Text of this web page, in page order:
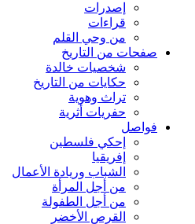
إصدرات
قراءات
من وحي القلم
صفحات من التاريخ
شخصيات خالدة
حكايات من التاريخ
تراث وهوية
حفريات أثرية
فواصل
إحكي فلسطين
إفريقيا
الشباب وريادة الأعمال
من أجل المرأة
من أجل الطفولة
القرص الأخضر